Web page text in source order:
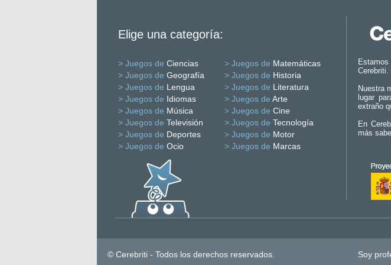
Elige una categoría:
> Juegos de Ciencias > Juegos de Matemáticas
> Juegos de Geografía > Juegos de Historia
> Juegos de Lengua > Juegos de Literatura
> Juegos de Idiomas > Juegos de Arte
> Juegos de Música > Juegos de Cine
> Juegos de Televisión > Juegos de Tecnología
> Juegos de Deportes > Juegos de Motor
> Juegos de Ocio > Juegos de Marcas
Cerebriti.
Nuestra
lugar
extraño
En
más
© Cerebriti - Todos los derechos reservados. Soy